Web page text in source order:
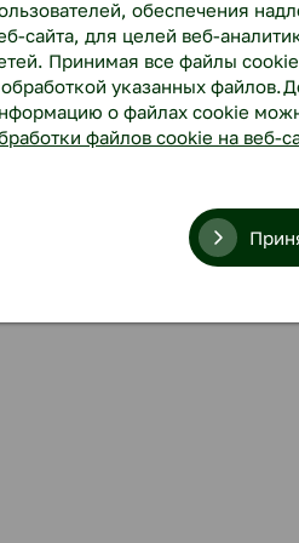
обеспечения
сайта, для целей веб-
Принимая все файлы
указанных
о файлах cookie
файлов cookie на веб-